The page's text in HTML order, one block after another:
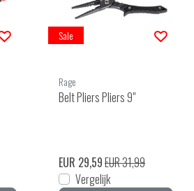
Sale
Rage
Belt Pliers Pliers 9"
EUR 29,59EUR 31,99
Vergelijk